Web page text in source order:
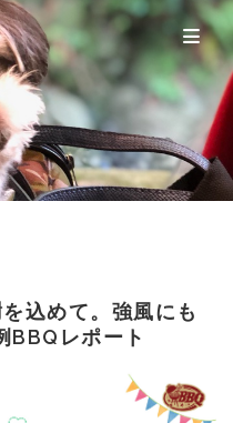
込めて。強風にも
BBQレポート